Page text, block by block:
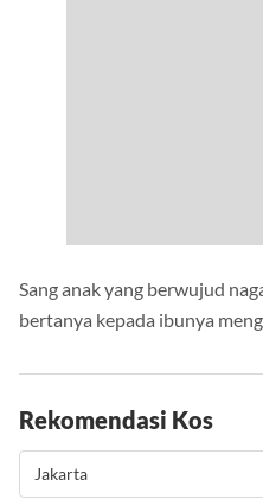
Sang anak yang berwujud
bertanya kepada ibunya
Rekomendasi Kos